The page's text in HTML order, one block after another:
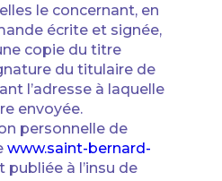
le concernant, en
écrite et signée,
copie du titre
du titulaire de
l’adresse à laquelle
envoyée.
personnelle de
www.saint-bernard-
publiée à l’insu de